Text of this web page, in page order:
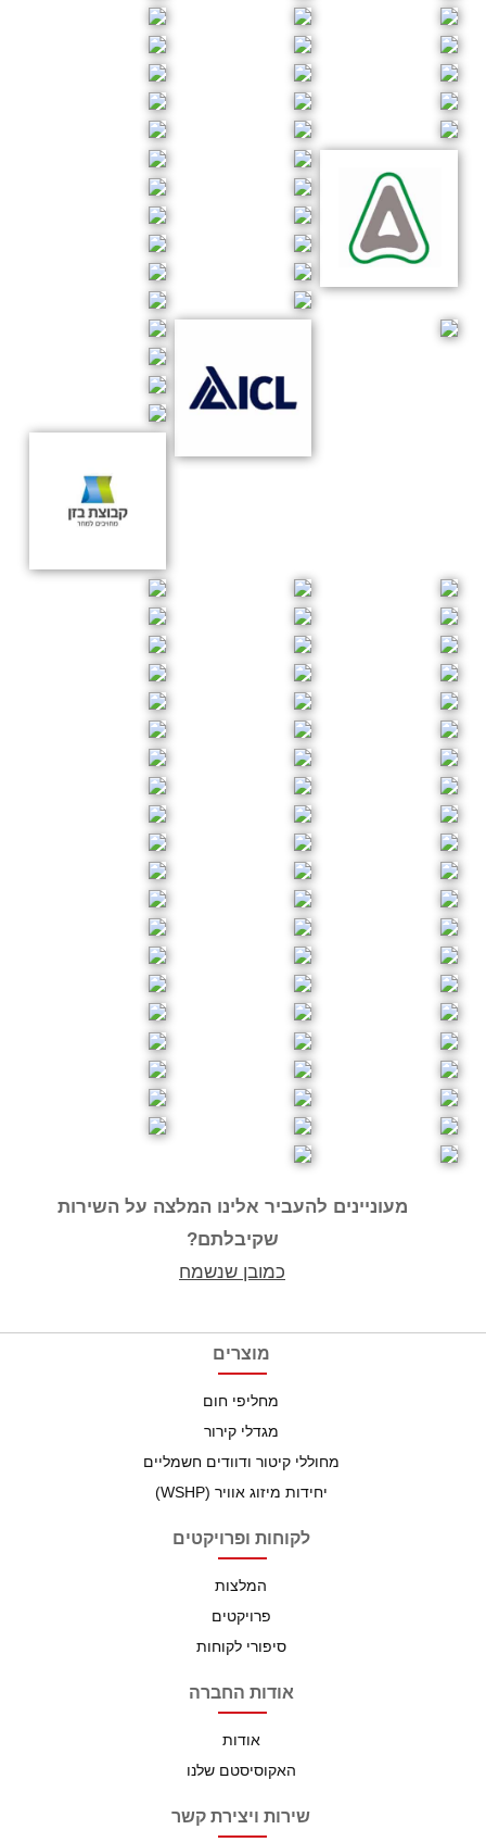
מעוניינים להעביר אלינו המלצה על השירות
שקיבלתם?
כמובן שנשמח
מוצרים
מחליפי חום
מגדלי קירור
מחוללי קיטור ודוודים חשמליים
יחידות מיזוג אוויר (WSHP)
לקוחות ופרויקטים
המלצות
פרויקטים
סיפורי לקוחות
אודות החברה
אודות
האקוסיסטם שלנו
שירות ויצירת קשר